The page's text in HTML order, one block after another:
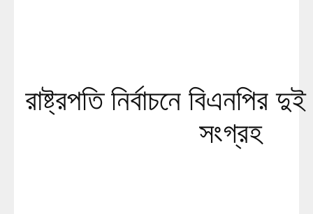
রাষ্ট্রপতি নির্বাচনে বিএনপির
সংগ্রহ